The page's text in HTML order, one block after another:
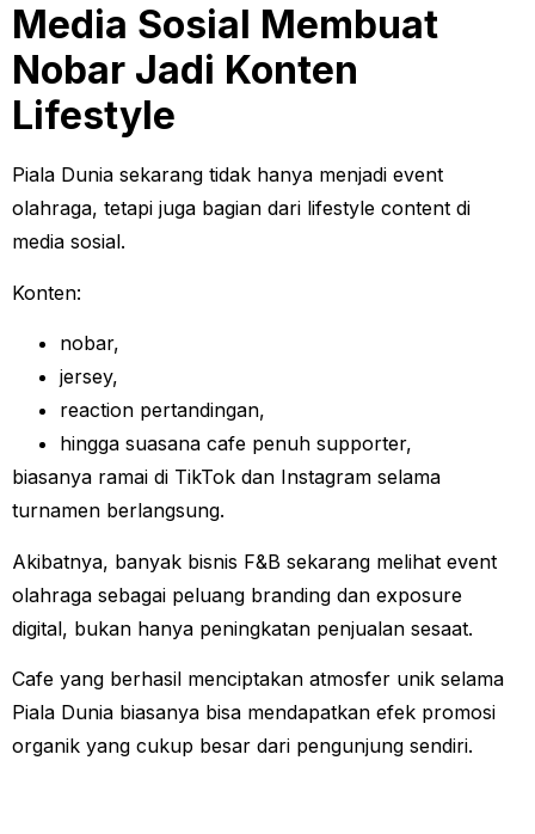
Media Sosial Membuat
Nobar Jadi Konten
Lifestyle
Piala Dunia sekarang tidak hanya menjadi event
olahraga, tetapi juga bagian dari lifestyle content di
media sosial.
Konten:
nobar,
jersey,
reaction pertandingan,
hingga suasana cafe penuh supporter,
biasanya ramai di TikTok dan Instagram selama
turnamen berlangsung.
Akibatnya, banyak bisnis F&B sekarang melihat event
olahraga sebagai peluang branding dan exposure
digital, bukan hanya peningkatan penjualan sesaat.
Cafe yang berhasil menciptakan atmosfer unik selama
Piala Dunia biasanya bisa mendapatkan efek promosi
organik yang cukup besar dari pengunjung sendiri.